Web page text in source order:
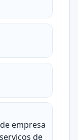
empresa
de